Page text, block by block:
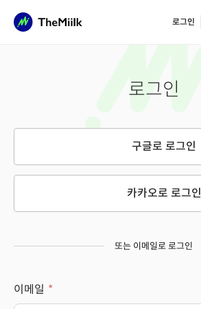
로그인
로그인
구글로 로그인
카카오로 로그인
또는 이메일로 로그인
이메일